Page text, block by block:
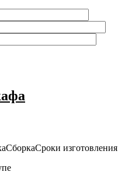
СборкаСроки изготовления